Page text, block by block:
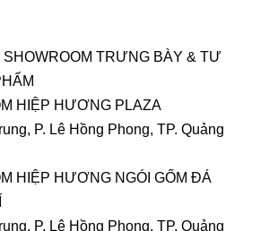
SHOWROOM TRƯNG BÀY & TƯ
HIỆP HƯƠNG PLAZA
P. Lê Hồng Phong, TP. Quảng
HIỆP HƯƠNG NGÓI GỐM ĐÁ
P. Lê Hồng Phong, TP. Quảng